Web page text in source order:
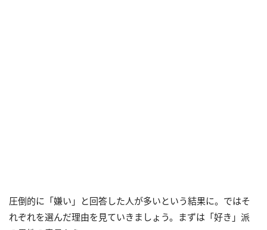
圧倒的に「嫌い」と回答した人が多いという結果に。ではそ
れぞれを選んだ理由を見ていきましょう。まずは「好き」派